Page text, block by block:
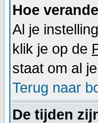
Hoe
Al je
klik je op de
staat om al
Terug naar
De tijden